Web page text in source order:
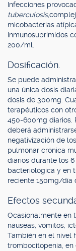
Infecciones
tuberculosis,
micobacterias
inmunosuprimidos
200/ml.
Dosificación.
Se puede
una única dosis
dosis de 300mg.
terapéuticos con
450-600mg diarios.
deberá
negativización de
pulmonar crónica
diarios durante los
bacteriológica y en
reciente 150mg/día
Efectos
Ocasionalmente en
náuseas, vómitos,
También en el nivel
trombocitopenia, en